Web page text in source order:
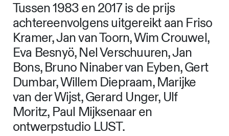
Tussen 1983 en 2017 is de prijs
achtereenvolgens uitgereikt aan Friso
Kramer, Jan van Toorn, Wim Crouwel,
Eva Besnyö, Nel Verschuuren, Jan
Bons, Bruno Ninaber van Eyben, Gert
Dumbar, Willem Diepraam, Marijke
van der Wijst, Gerard Unger, Ulf
Moritz, Paul Mijksenaar en
ontwerpstudio LUST.